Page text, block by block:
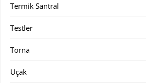
Termik Santral
Testler
Torna
Uçak